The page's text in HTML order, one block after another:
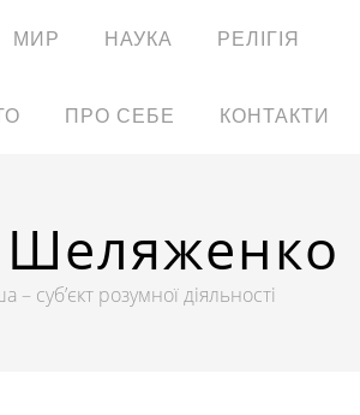
МИР НАУКА РЕЛІГІЯ
ПРО СЕБЕ КОНТАКТИ
– суб’єкт розумної діяльності